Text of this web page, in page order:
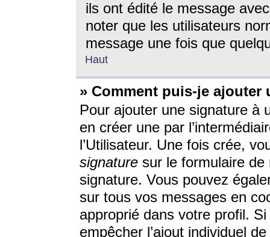
ils ont édité le message
noter que les utilisateurs
message une fois que
Haut
» Comment puis-je ajouter
Pour ajouter une signature à
en créer une par
l’Utilisateur. Une fois crée,
signature sur le formulaire de
signature. Vous pouvez
sur tous vos messages en
approprié dans votre profil.
empêcher l’ajout individuel